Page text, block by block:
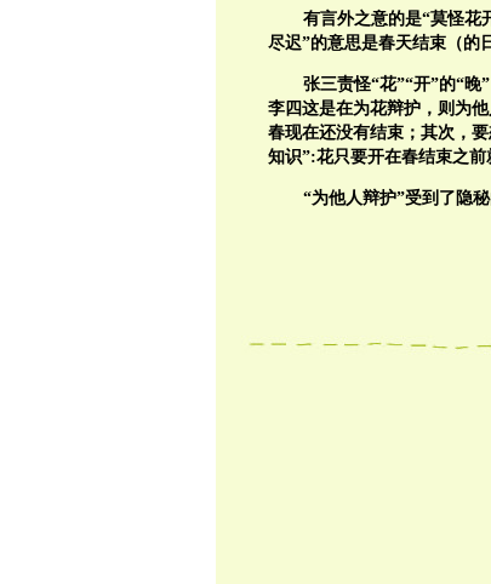
有言外之意的是“莫怪花
尽迟”的意思是春天结束（的
张三责怪“花”“开”的“晚
李四这是在为花辩护，则为
春现在还没有结束；其次，
知识”:花只要开在春结束之前
“为他人辩护”受到了隐秘